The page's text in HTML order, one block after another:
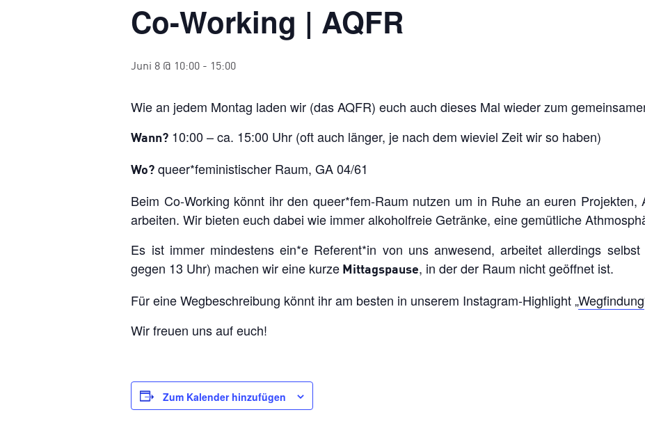
Co-Working | AQFR
Juni 8 @ 10:00 - 15:00
Wie an jedem Montag laden wir (das AQFR) euch auch dieses Mal wieder zum
Wann? 10:00 – ca. 15:00 Uhr (oft auch länger, je nach dem wieviel Zeit wir so haben)
Wo? queer*feministischer Raum, GA 04/61
Beim Co-Working könnt ihr den queer*fem-Raum nutzen um in Ruhe an euren Projekten,
arbeiten. Wir bieten euch dabei wie immer alkoholfreie Getränke, eine gemütliche
Es ist immer mindestens ein*e Referent*in von uns anwesend, arbeitet allerdings
gegen 13 Uhr) machen wir eine kurze Mittagspause, in der der Raum nicht geöffnet ist.
Für eine Wegbeschreibung könnt ihr am besten in unserem Instagram-Highlight „Wegfindung
Wir freuen uns auf euch!
Zum Kalender hinzufügen